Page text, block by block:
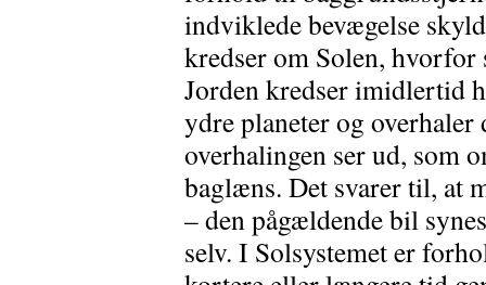
indviklede bevægelse
kredser om Solen,
Jorden kredser imidlertid
ydre planeter og overhaler
overhalingen ser ud, som
baglæns. Det svarer til, at
– den pågældende bil
selv. I Solsystemet er